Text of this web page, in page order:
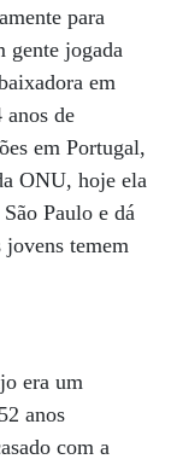
para
gente jogada
em
de
em Portugal,
ONU, hoje ela
Paulo e dá
jovens temem
era um
anos
com a